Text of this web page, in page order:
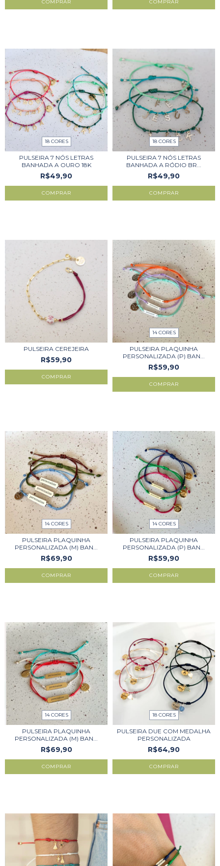
COMPRAR COMPRAR
18 CORES
PULSEIRA 7 NÓS LETRAS
BANHADA A OURO 18K
R$49,90
COMPRAR
18 CORES
PULSEIRA 7 NÓS LETRAS
BANHADA A RÓDIO BR...
R$49,90
COMPRAR
PULSEIRA CEREJEIRA
R$59,90
14 CORES
PULSEIRA PLAQUINHA
PERSONALIZADA (P) BAN...
R$59,90
COMPRAR
14 CORES
PULSEIRA PLAQUINHA
PERSONALIZADA (M) BAN...
R$69,90
COMPRAR
14 CORES
PULSEIRA PLAQUINHA
PERSONALIZADA (P) BAN...
R$59,90
COMPRAR
14 CORES
PULSEIRA PLAQUINHA
PERSONALIZADA (M) BAN...
R$69,90
COMPRAR
18 CORES
PULSEIRA DUE COM MEDALHA
PERSONALIZADA
R$64,90
COMPRAR